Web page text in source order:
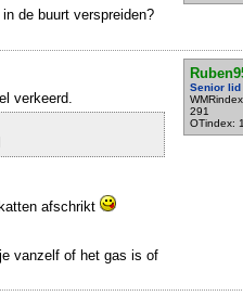
de buurt verspreiden?
Senior lid
291
OTindex:
verkeerd.
afschrikt
vanzelf of het gas is of